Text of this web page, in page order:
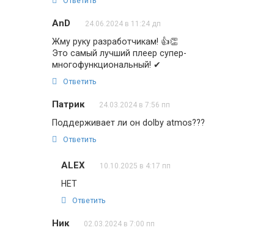
AnD 24.06.2024 в 11:24 дп
Жму руку разработчикам! 👍👏
Это самый лучший плеер супер-
многофункциональный! ✔
Ответить
Патрик 24.03.2024 в 7:56 пп
Поддерживает ли он dolby atmos???
Ответить
ALEX 10.10.2025 в 4:17 пп
НЕТ
Ответить
Ник 02.03.2024 в 7:00 пп